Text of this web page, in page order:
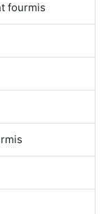
fourmis